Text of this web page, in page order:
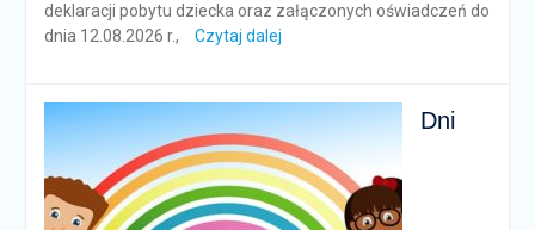
deklaracji pobytu dziecka oraz załączonych oświadczeń do
dnia 12.08.2026 r.,
Czytaj dalej
Dni